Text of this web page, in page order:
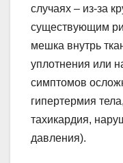
случаях – из-за
существующим
мешка внутрь
уплотнения или
симптомов
гипертермия
тахикардия,
давления).